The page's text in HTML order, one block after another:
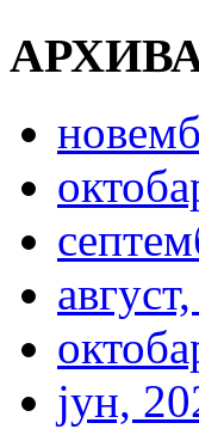
јун,